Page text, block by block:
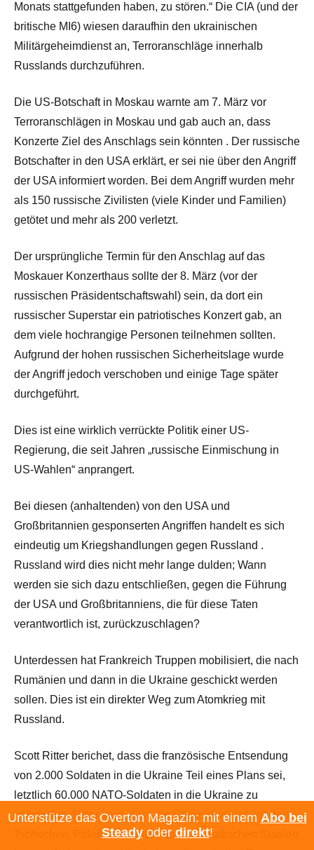
Monats stattgefunden haben, zu stören.“ Die CIA (und der
britische MI6) wiesen daraufhin den ukrainischen
Militärgeheimdienst an, Terroranschläge innerhalb
Russlands durchzuführen.
Die US-Botschaft in Moskau warnte am 7. März vor
Terroranschlägen in Moskau und gab auch an, dass
Konzerte Ziel des Anschlags sein könnten . Der russische
Botschafter in den USA erklärt, er sei nie über den Angriff
der USA informiert worden. Bei dem Angriff wurden mehr
als 150 russische Zivilisten (viele Kinder und Familien)
getötet und mehr als 200 verletzt.
Der ursprüngliche Termin für den Anschlag auf das
Moskauer Konzerthaus sollte der 8. März (vor der
russischen Präsidentschaftswahl) sein, da dort ein
russischer Superstar ein patriotisches Konzert gab, an
dem viele hochrangige Personen teilnehmen sollten.
Aufgrund der hohen russischen Sicherheitslage wurde
der Angriff jedoch verschoben und einige Tage später
durchgeführt.
Dies ist eine wirklich verrückte Politik einer US-
Regierung, die seit Jahren „russische Einmischung in
US-Wahlen“ anprangert.
Bei diesen (anhaltenden) von den USA und
Großbritannien gesponserten Angriffen handelt es sich
eindeutig um Kriegshandlungen gegen Russland .
Russland wird dies nicht mehr lange dulden; Wann
werden sie sich dazu entschließen, gegen die Führung
der USA und Großbritanniens, die für diese Taten
verantwortlich ist, zurückzuschlagen?
Unterdessen hat Frankreich Truppen mobilisiert, die nach
Rumänien und dann in die Ukraine geschickt werden
sollen. Dies ist ein direkter Weg zum Atomkrieg mit
Russland.
Scott Ritter berichet, dass die französische Entsendung
von 2.000 Soldaten in die Ukraine Teil eines Plans sei,
letztlich 60.000 NATO-Soldaten in die Ukraine zu
entsenden. Ritter sagt, dass die Franzosen sich mit den
Tschechen, Polen, den Briten und den baltischen Staaten
Unterstütze das Overton Magazin: mit einem Abo bei
Steadyoder direkt!